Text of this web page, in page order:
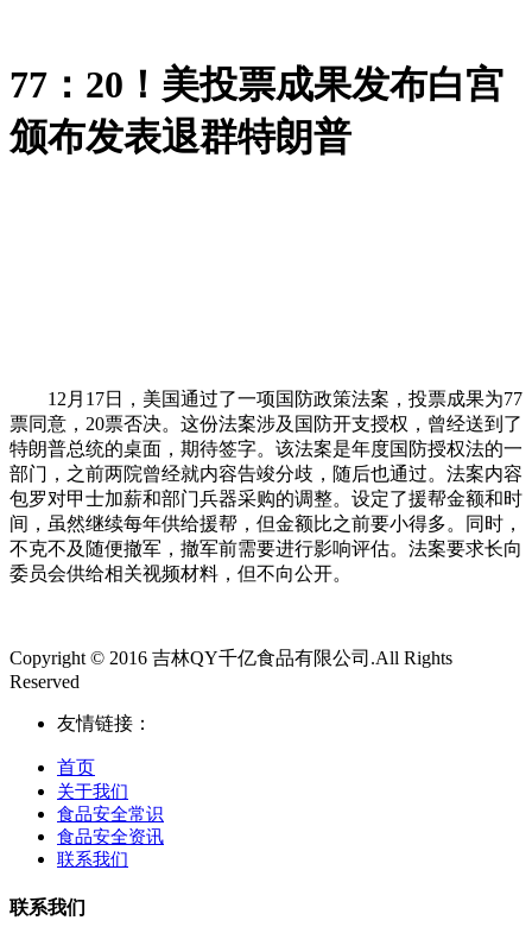
77：20！美投票成果发布白宫
颁布发表退群特朗普
12月17日，美国通过了一项国防政策法案，投票成果为77
票同意，20票否决。这份法案涉及国防开支授权，曾经送到了
特朗普总统的桌面，期待签字。该法案是年度国防授权法的一
部门，之前两院曾经就内容告竣分歧，随后也通过。法案内容
包罗对甲士加薪和部门兵器采购的调整。设定了援帮金额和时
间，虽然继续每年供给援帮，但金额比之前要小得多。同时，
不克不及随便撤军，撤军前需要进行影响评估。法案要求长向
委员会供给相关视频材料，但不向公开。
Copyright © 2016 吉林QY千亿食品有限公司.All Rights
Reserved
友情链接：
首页
关于我们
食品安全常识
食品安全资讯
联系我们
联系我们